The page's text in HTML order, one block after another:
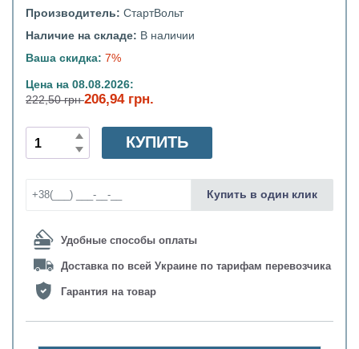
Производитель: СтартВольт
Наличие на складе: В наличии
Ваша скидка: 7%
Цена на 08.08.2026:
222,50 грн206,94 грн.
Удобные способы оплаты
Доставка по всей Украине по тарифам перевозчика
Гарантия на товар
КУПИТЬ
Купить в один клик